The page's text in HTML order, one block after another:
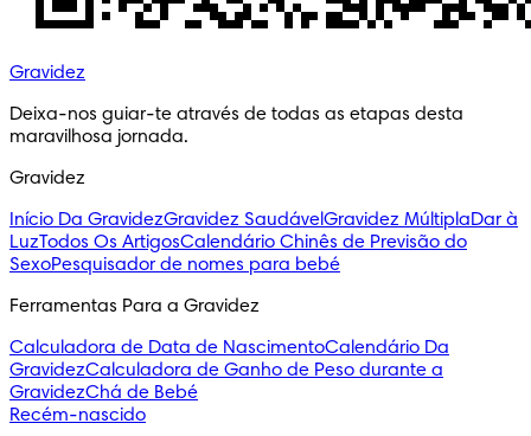
Gravidez
Deixa-nos guiar-te através de todas as etapas desta
maravilhosa jornada.
Gravidez
Início Da GravidezGravidez SaudávelGravidez MúltiplaDar à
LuzTodos Os ArtigosCalendário Chinês de Previsão do
SexoPesquisador de nomes para bebé
Ferramentas Para a Gravidez
Calculadora de Data de NascimentoCalendário Da
GravidezCalculadora de Ganho de Peso durante a
GravidezChá de Bebé
Recém-nascido